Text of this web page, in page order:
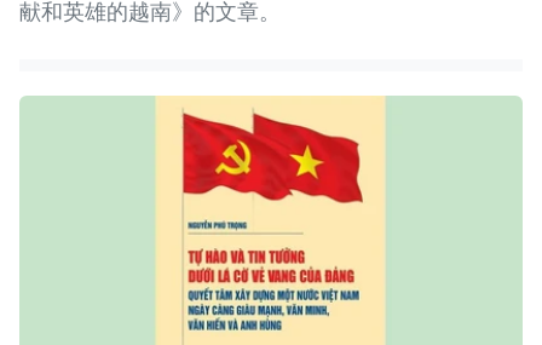
献和英雄的越南》的文章。